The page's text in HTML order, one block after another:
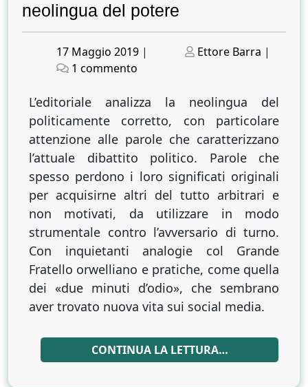
neolingua del potere
Posted
on
17 Maggio 2019 |
Posted
Ettore Barra |
1 commento
della
neolingua
e
neolingua
del
potere
L’editoriale analizza la neolingua del
politicamente corretto, con particolare
attenzione alle parole che caratterizzano
l’attuale dibattito politico. Parole che
spesso perdono i loro significati originali
per acquisirne altri del tutto arbitrari e
non motivati, da utilizzare in modo
strumentale contro l’avversario di turno.
Con inquietanti analogie col Grande
Fratello orwelliano e pratiche, come quella
dei «due minuti d’odio», che sembrano
aver trovato nuova vita sui social media.
CONTINUA LA LETTURA…